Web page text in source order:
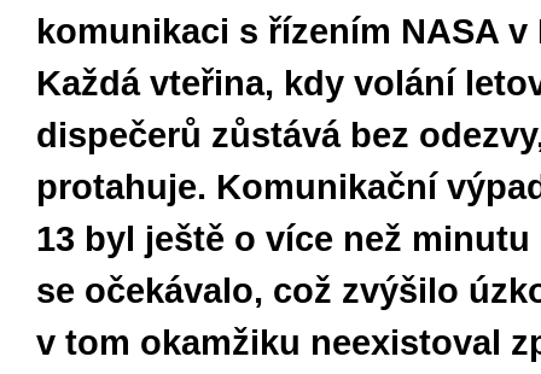
komunikaci s řízením NASA
Každá vteřina, kdy volání
dispečerů zůstává bez
protahuje. Komunikační
13 byl ještě o více než minutu
se očekávalo, což zvýšilo
v tom okamžiku neexistoval